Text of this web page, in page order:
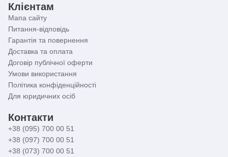
Клієнтам
Мапа сайту
Питання-відповідь
Гарантія та повернення
Доставка та оплата
Договір публічної оферти
Умови використання
Політика конфіденційності
Для юридичних осіб
Контакти
+38 (095) 700 00 51
+38 (097) 700 00 51
+38 (073) 700 00 51